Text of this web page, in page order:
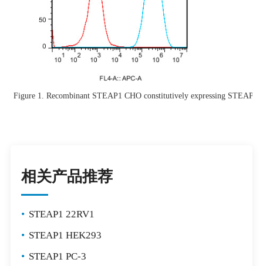
Figure 1. Recombinant STEAP1 CHO constitutively expressing STEAP1.
相关产品推荐
• STEAP1 22RV1
• STEAP1 HEK293
• STEAP1 PC-3